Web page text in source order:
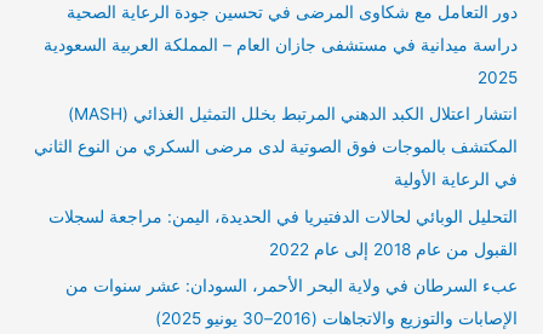
ن
دور التعامل مع شكاوى المرضى في تحسين جودة الرعاية الصحية
دراسة ميدانية في مستشفى جازان العام – المملكة العربية السعودية
2025
انتشار اعتلال الكبد الدهني المرتبط بخلل التمثيل الغذائي (MASH)
المكتشف بالموجات فوق الصوتية لدى مرضى السكري من النوع الثاني
في الرعاية الأولية
التحليل الوبائي لحالات الدفتيريا في الحديدة، اليمن: مراجعة لسجلات
القبول من عام 2018 إلى عام 2022
عبء السرطان في ولاية البحر الأحمر، السودان: عشر سنوات من
الإصابات والتوزيع والاتجاهات (2016–30 يونيو 2025)